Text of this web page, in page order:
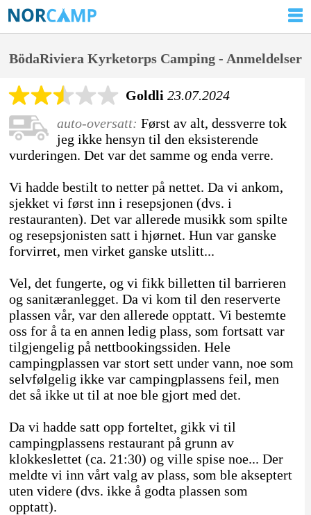
BödaRiviera Kyrketorps Camping - Anmeldelser
Goldli 23.07.2024
auto-oversatt: Først av alt, dessverre tok
jeg ikke hensyn til den eksisterende
vurderingen. Det var det samme og enda verre.
Vi hadde bestilt to netter på nettet. Da vi ankom,
sjekket vi først inn i resepsjonen (dvs. i
restauranten). Det var allerede musikk som spilte
og resepsjonisten satt i hjørnet. Hun var ganske
forvirret, men virket ganske utslitt...
Vel, det fungerte, og vi fikk billetten til barrieren
og sanitæranlegget. Da vi kom til den reserverte
plassen vår, var den allerede opptatt. Vi bestemte
oss for å ta en annen ledig plass, som fortsatt var
tilgjengelig på nettbookingssiden. Hele
campingplassen var stort sett under vann, noe som
selvfølgelig ikke var campingplassens feil, men
det så ikke ut til at noe ble gjort med det.
Da vi hadde satt opp forteltet, gikk vi til
campingplassens restaurant på grunn av
klokkeslettet (ca. 21:30) og ville spise noe... Der
meldte vi inn vårt valg av plass, som ble akseptert
uten videre (dvs. ikke å godta plassen som
opptatt).